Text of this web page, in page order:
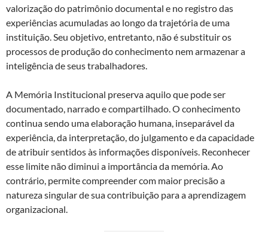
valorização do patrimônio documental e no registro das
experiências acumuladas ao longo da trajetória de uma
instituição. Seu objetivo, entretanto, não é substituir os
processos de produção do conhecimento nem armazenar a
inteligência de seus trabalhadores.
A Memória Institucional preserva aquilo que pode ser
documentado, narrado e compartilhado. O conhecimento
continua sendo uma elaboração humana, inseparável da
experiência, da interpretação, do julgamento e da capacidade
de atribuir sentidos às informações disponíveis. Reconhecer
esse limite não diminui a importância da memória. Ao
contrário, permite compreender com maior precisão a
natureza singular de sua contribuição para a aprendizagem
organizacional.